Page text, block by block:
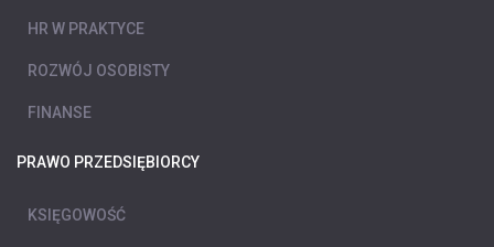
HR W PRAKTYCE
ROZWÓJ OSOBISTY
FINANSE
PRAWO PRZEDSIĘBIORCY
KSIĘGOWOŚĆ